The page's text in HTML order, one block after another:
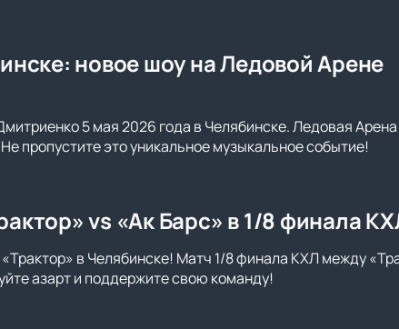
новое шоу на Ледовой Арене
5 мая 2026 года в Челябинске. Ледовая Арена
пропустите это уникальное музыкальное событие!
vs «Ак Барс» в 1/8 финала
в Челябинске! Матч 1/8 финала КХЛ между
азарт и поддержите свою команду!